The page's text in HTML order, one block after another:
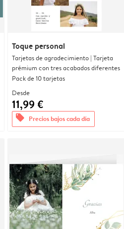
Toque personal
Tarjetas de agradecimiento | Tarjeta
prémium con tres acabados diferentes
Pack de 10 tarjetas
Desde
11,99 €
offers Precios bajos cada día